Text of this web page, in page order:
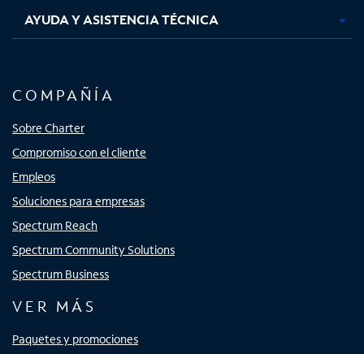
AYUDA Y ASISTENCIA TÉCNICA
COMPAÑÍA
Sobre Charter
Compromiso con el cliente
Empleos
Soluciones para empresas
Spectrum Reach
Spectrum Community Solutions
Spectrum Business
VER MÁS
Paquetes y promociones